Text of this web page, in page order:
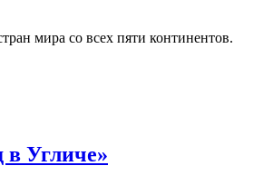
мира со всех пяти континентов.
Угличе»